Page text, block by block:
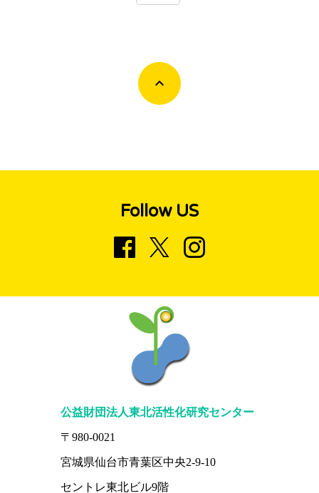
Follow US
公益財団法人東北活性化研究センター
〒980-0021
宮城県仙台市青葉区中央2-9-10
セントレ東北ビル9階